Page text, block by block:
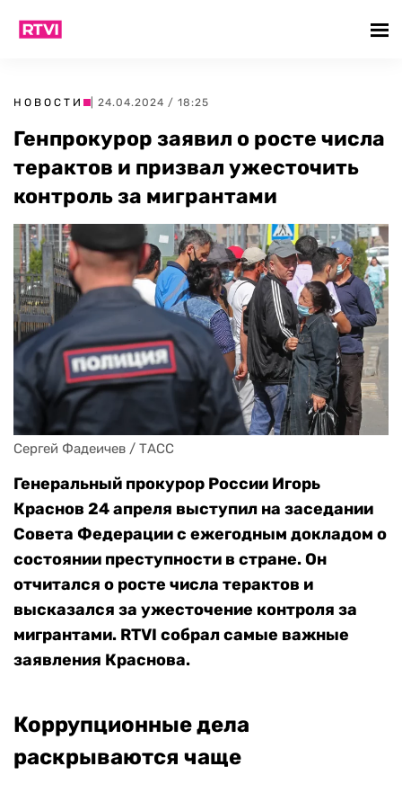
НОВОСТИ | 24.04.2024 / 18:25
Генпрокурор заявил о росте числа
терактов и призвал ужесточить
контроль за мигрантами
Сергей Фадеичев / ТАСС
Генеральный прокурор России Игорь
Краснов 24 апреля выступил на заседании
Совета Федерации с ежегодным докладом о
состоянии преступности в стране. Он
отчитался о росте числа терактов и
высказался за ужесточение контроля за
мигрантами. RTVI собрал самые важные
заявления Краснова.
Коррупционные дела
раскрываются чаще